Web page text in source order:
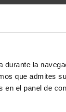
la
que admites
el panel de